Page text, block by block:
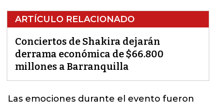
ARTÍCULO RELACIONADO
Conciertos de Shakira dejarán
derrama económica de $66.800
millones a Barranquilla
Las emociones durante el evento fueron